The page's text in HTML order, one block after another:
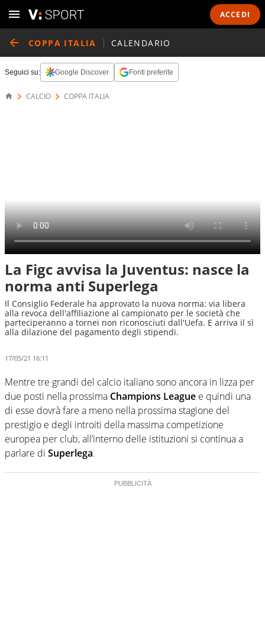
ACCEDI
COPPA ITALIA CALENDARIO
Seguici su: Google Discover Fonti preferite
CALCIO COPPA ITALIA
La Figc avvisa la Juventus: nasce la
norma anti Superlega
Il Consiglio Federale ha approvato la nuova norma: via libera
alla revoca dell'affiliazione al campionato per le società che
parteciperanno a tornei non riconosciuti dall'Uefa. E arriva il sì
alla dilazione del pagamento degli stipendi.
17/05/21 16:11
Mentre tre grandi del calcio italiano sono ancora in lizza per
due posti nella prossima Champions League e quindi una
di esse dovrà fare a meno nella prossima stagione del
prestigio e degli introiti della massima competizione
europea per club, all’interno delle istituzioni si continua a
parlare di Superlega.